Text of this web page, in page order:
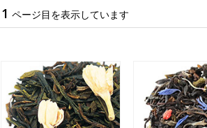
1 ページ目を表示しています